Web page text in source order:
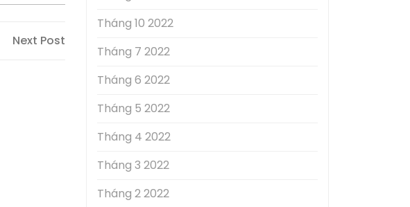
Next Post
Tháng 10 2022
Tháng 7 2022
Tháng 6 2022
Tháng 5 2022
Tháng 4 2022
Tháng 3 2022
Tháng 2 2022